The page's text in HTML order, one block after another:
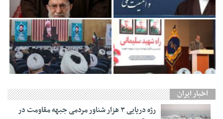
اخبار ایران
رژه دریایی ۳ هزار شناور مردمی جبهه مقاومت در